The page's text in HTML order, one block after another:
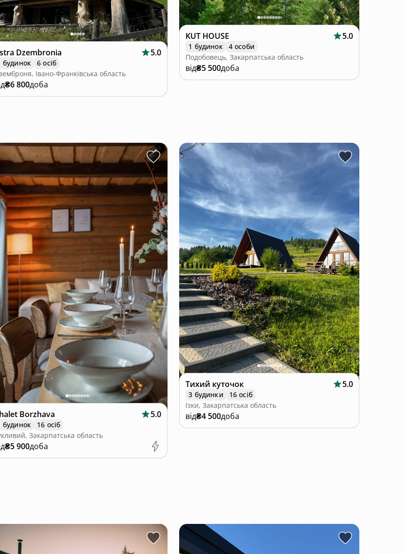
Dzembronia 5.0
будинок
6 осіб
Івано-Франківська область
₴6 800доба
KUT HOUSE 5.0
1 будинок
4 особи
Подобовець, Закарпатська область
від₴5 500доба
Borzhava 5.0
будинок
16 осіб
Закарпатська область
₴5 900доба
Тихий куточок 5.0
3 будинки
16 осіб
Ізки, Закарпатська область
від₴4 500доба